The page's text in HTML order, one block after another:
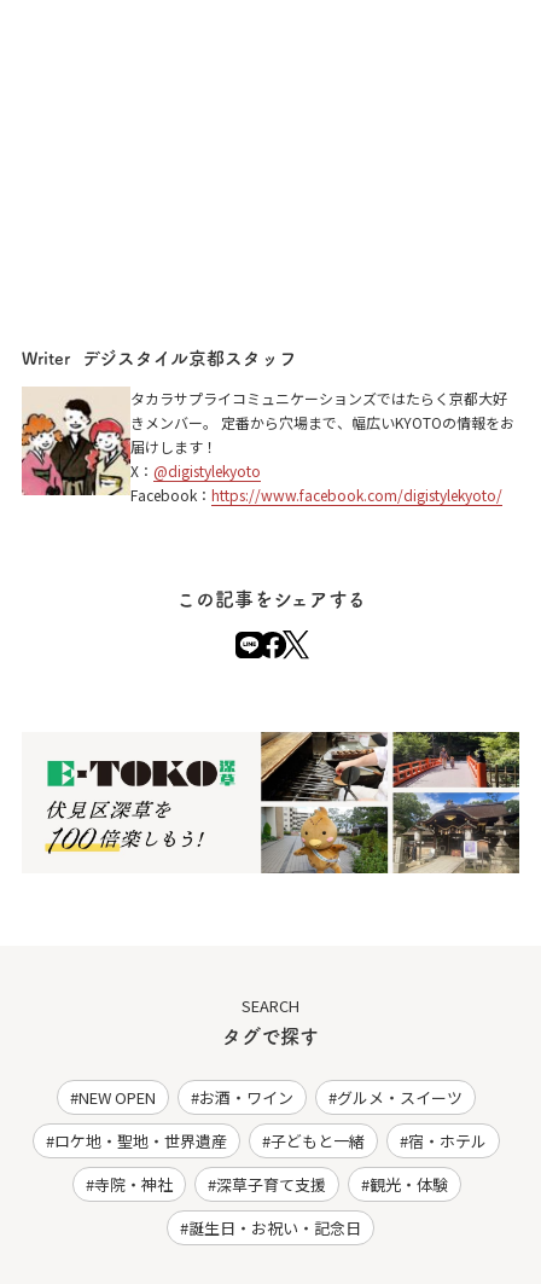
Writer デジスタイル京都スタッフ
タカラサプライコミュニケーションズではたらく京都大好
きメンバー。 定番から穴場まで、幅広いKYOTOの情報をお
届けします！
X： @digistylekyoto
Facebook： https://www.facebook.com/digistylekyoto/
この記事をシェアする
SEARCH
タグで探す
NEW OPEN お酒・ワイン
グルメ・スイーツ
ロケ地・聖地・世界遺産
子どもと一緒
宿・ホテル
寺院・神社
深草子育て支援
観光・体験
誕生日・お祝い・記念日